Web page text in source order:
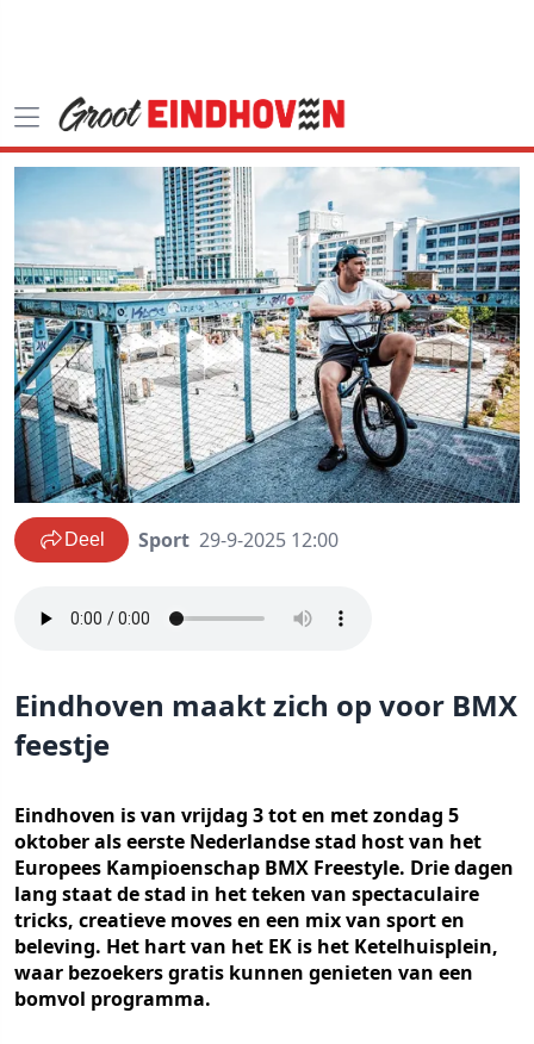
Deel Sport 29-9-2025 12:00
Eindhoven maakt zich op voor BMX
feestje
Eindhoven is van vrijdag 3 tot en met zondag 5
oktober als eerste Nederlandse stad host van het
Europees Kampioenschap BMX Freestyle. Drie dagen
lang staat de stad in het teken van spectaculaire
tricks, creatieve moves en een mix van sport en
beleving. Het hart van het EK is het Ketelhuisplein,
waar bezoekers gratis kunnen genieten van een
bomvol programma.